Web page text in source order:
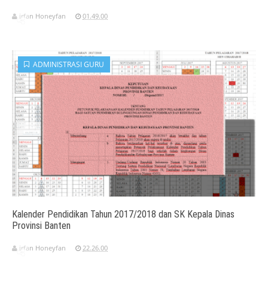
irfan Honeyfan 01.49.00
Kalender Pendidikan Tahun 2017/2018 dan SK Kepala Dinas
Provinsi Banten
ADMINISTRASI GURU
irfan Honeyfan 22.26.00